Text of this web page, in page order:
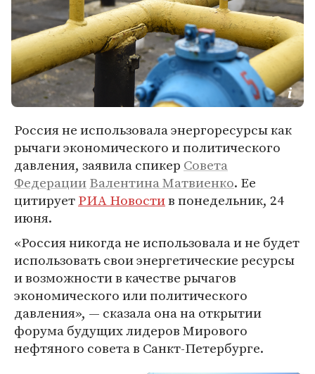
Россия не использовала энергоресурсы как
рычаги экономического и политического
давления, заявила спикер Совета
ФедерацииВалентина Матвиенко. Ее
цитируетРИА Новостив понедельник, 24
июня.
«Россия никогда не использовала и не будет
использовать свои энергетические ресурсы
и возможности в качестве рычагов
экономического или политического
давления», — сказала она на открытии
форума будущих лидеров Мирового
нефтяного совета в Санкт-Петербурге.